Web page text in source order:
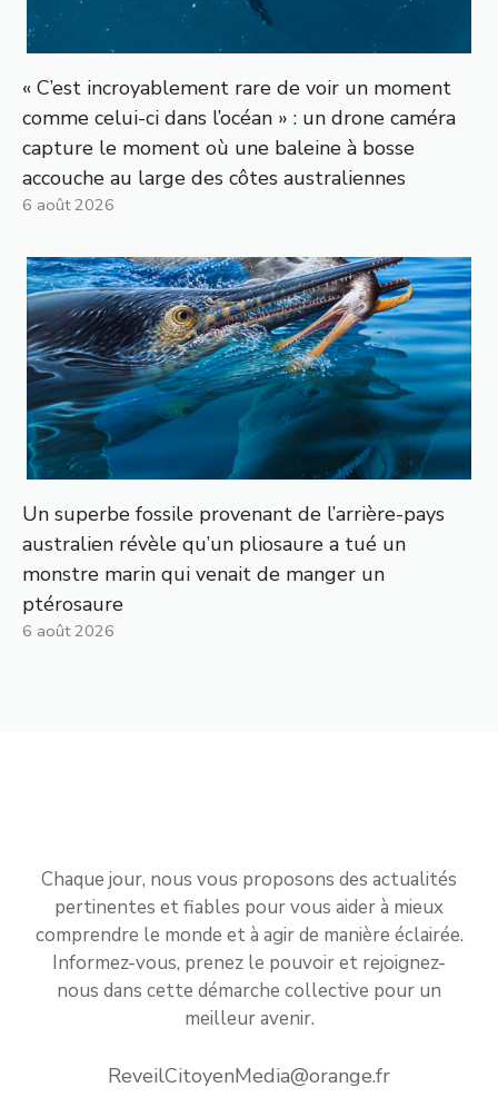
« C’est incroyablement rare de voir un moment
comme celui-ci dans l’océan » : un drone caméra
capture le moment où une baleine à bosse
accouche au large des côtes australiennes
6 août 2026
Un superbe fossile provenant de l’arrière-pays
australien révèle qu’un pliosaure a tué un
monstre marin qui venait de manger un
ptérosaure
6 août 2026
Chaque jour, nous vous proposons des actualités
pertinentes et fiables pour vous aider à mieux
comprendre le monde et à agir de manière éclairée.
Informez-vous, prenez le pouvoir et rejoignez-
nous dans cette démarche collective pour un
meilleur avenir.
ReveilCitoyenMedia@orange.fr